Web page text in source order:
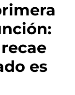
es